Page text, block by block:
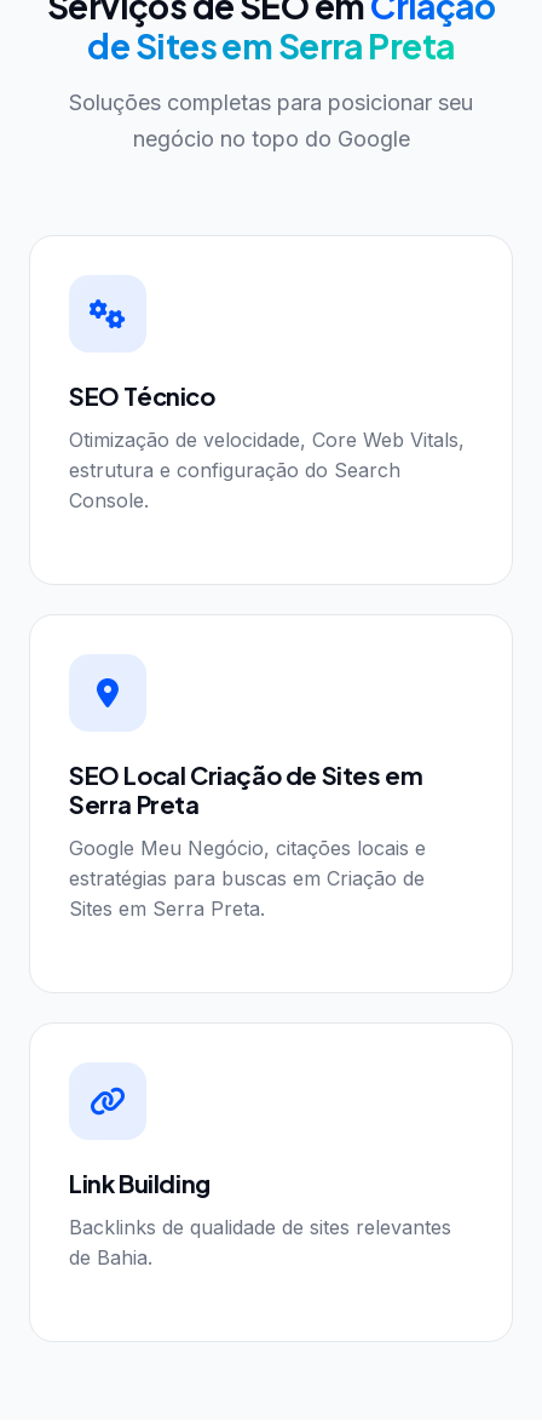
de Sites em Serra Preta
Soluções completas para posicionar seu
negócio no topo do Google
SEO Técnico
Otimização de velocidade, Core Web Vitals,
estrutura e configuração do Search
Console.
SEO Local Criação de Sites em
Serra Preta
Google Meu Negócio, citações locais e
estratégias para buscas em Criação de
Sites em Serra Preta.
Link Building
Backlinks de qualidade de sites relevantes
de Bahia.